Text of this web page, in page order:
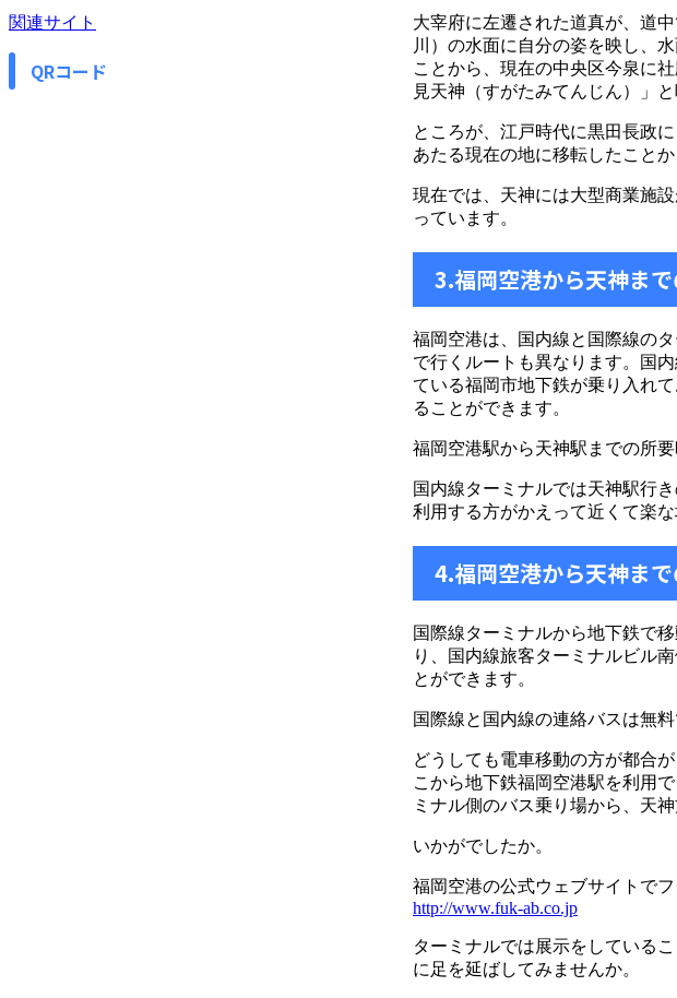
大宰府に左遷された道真が、道
川）の水面に自分の姿を映し、
ことから、現在の中央区今泉に
見天神（すがたみてんじん）」と
ところが、江戸時代に黒田長政
あたる現在の地に移転したこと
現在では、天神には大型商業施
っています。
3.福岡空港から天神まで
福岡空港は、国内線と国際線の
で行くルートも異なります。国
ている福岡市地下鉄が乗り入れ
ることができます。
福岡空港駅から天神駅までの所
国内線ターミナルでは天神駅行
利用する方がかえって近くて楽な
4.福岡空港から天神まで
国際線ターミナルから地下鉄で
り、国内線旅客ターミナルビル
とができます。
国際線と国内線の連絡バスは無
どうしても電車移動の方が都合
こから地下鉄福岡空港駅を利用
ミナル側のバス乗り場から、天
いかがでしたか。
福岡空港の公式ウェブサイトで
http://www.fuk-ab.co.jp
ターミナルでは展示をしている
に足を延ばしてみませんか。
リ
ー
関連サイト
QRコード